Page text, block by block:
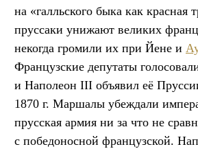
на «галльского быка как красная
пруссаки унижают великих
некогда громили их при Йене и
Французские депутаты
и Наполеон III объявил её
1870 г. Маршалы убеждали
прусская армия ни за что не
с победоносной французской.